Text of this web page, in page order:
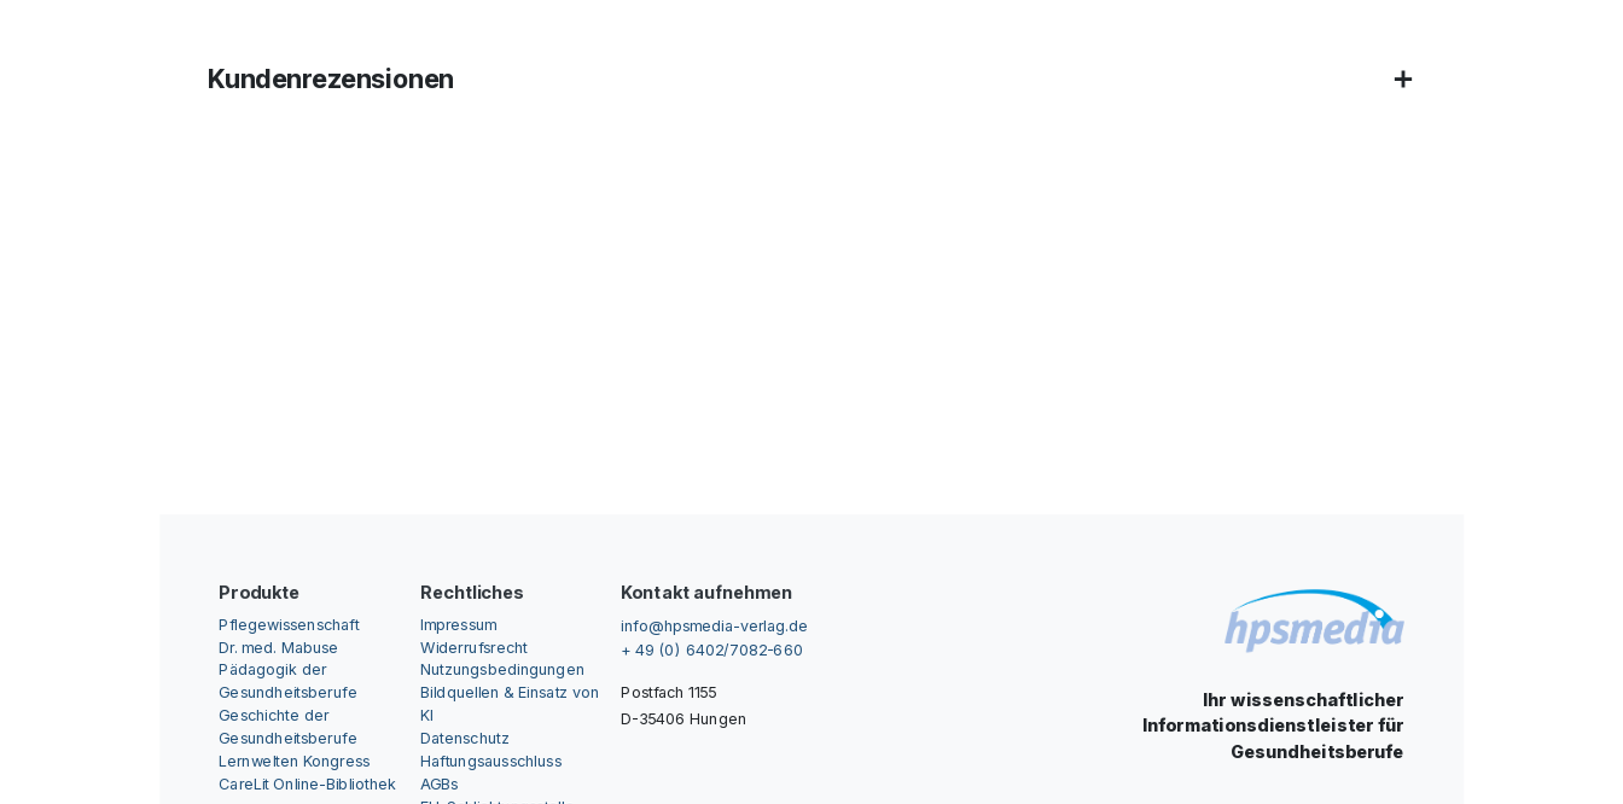
Kundenrezensionen
Produkte
Pflegewissenschaft
Dr. med. Mabuse
Pädagogik der
Gesundheitsberufe
Geschichte der
Gesundheitsberufe
Lernwelten Kongress
CareLit Online-Bibliothek
Rechtliches
Impressum
Widerrufsrecht
Nutzungsbedingungen
Bildquellen & Einsatz von
KI
Datenschutz
Haftungsausschluss
AGBs
Kontakt aufnehmen
info@hpsmedia-verlag.de
+ 49 (0) 6402/7082-660
Postfach 1155
D-35406 Hungen
Ihr wissenschaftlicher
Informationsdienstleister für
Gesundheitsberufe